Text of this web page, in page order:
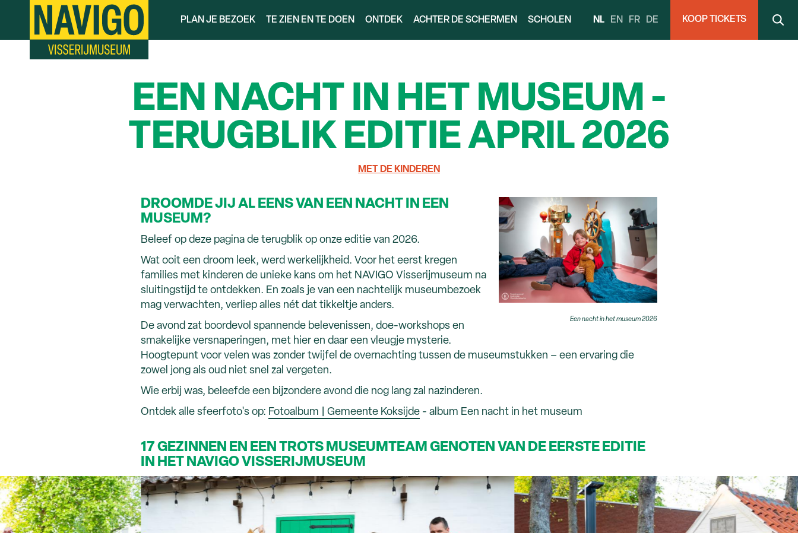
Overslaan
naar
PLAN JE BEZOEK TE ZIEN EN TE DOEN ONTDEK ACHTER DE SCHERMEN SCHOLEN NL EN FR DE KOOP TICKETS
EEN NACHT IN HET MUSEUM -
TERUGBLIK EDITIE APRIL 2026
MET DE KINDEREN
Een nacht in het museum 2026
DROOMDE JIJ AL EENS VAN EEN NACHT IN EEN
MUSEUM?
Beleef op deze pagina de terugblik op onze editie van 2026.
Wat ooit een droom leek, werd werkelijkheid. Voor het eerst kregen
families met kinderen de unieke kans om het NAVIGO Visserijmuseum na
sluitingstijd te ontdekken. En zoals je van een nachtelijk museumbezoek
mag verwachten, verliep alles nét dat tikkeltje anders.
De avond zat boordevol spannende belevenissen, doe-workshops en
smakelijke versnaperingen, met hier en daar een vleugje mysterie.
Hoogtepunt voor velen was zonder twijfel de overnachting tussen de museumstukken – een ervaring die
zowel jong als oud niet snel zal vergeten.
Wie erbij was, beleefde een bijzondere avond die nog lang zal nazinderen.
Ontdek alle sfeerfoto's op: Fotoalbum | Gemeente Koksijde - album Een nacht in het museum
17 GEZINNEN EN EEN TROTS MUSEUMTEAM GENOTEN VAN DE EERSTE EDITIE
IN HET NAVIGO VISSERIJMUSEUM